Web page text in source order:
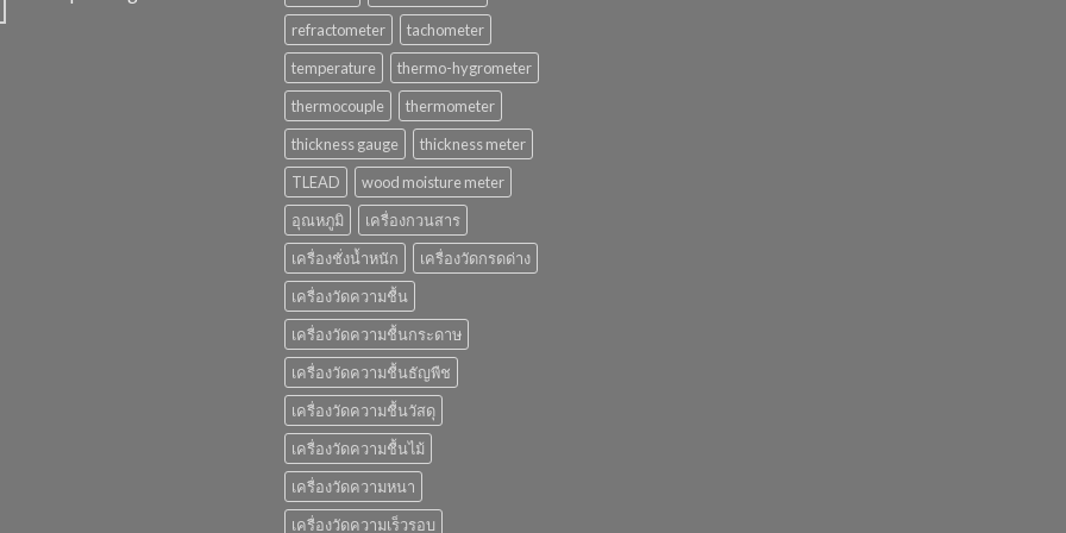
refractometer
tachometer
temperature
thermo-hygrometer
thermocouple
thermometer
thickness gauge
thickness meter
TLEAD
wood moisture meter
อุณหภูมิ
เครื่องกวนสาร
เครื่องชั่งน้ำหนัก
เครื่องวัดกรดด่าง
เครื่องวัดความชื้น
เครื่องวัดความชื้นกระดาษ
เครื่องวัดความชื้นธัญพืช
เครื่องวัดความชื้นวัสดุ
เครื่องวัดความชื้นไม้
เครื่องวัดความหนา
เครื่องวัดความเร็วรอบ